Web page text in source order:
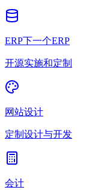
ERP下一个ERP
开源实施和定制
网站设计
定制设计与开发
会计